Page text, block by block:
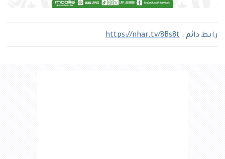
رابط دائم : https://nhar.tv/8Bs8t